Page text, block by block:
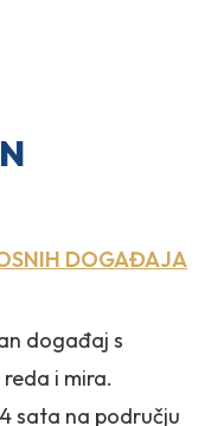
DOGAĐAJA
događaj s
i mira.
sata na području